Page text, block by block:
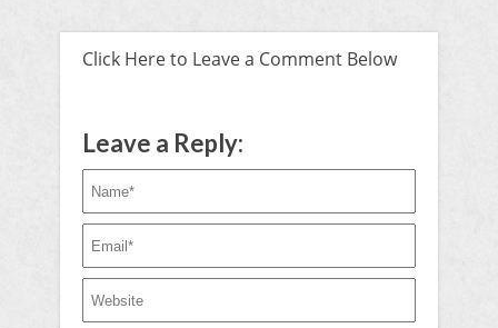
Click Here to Leave a Comment Below
Leave a Reply: